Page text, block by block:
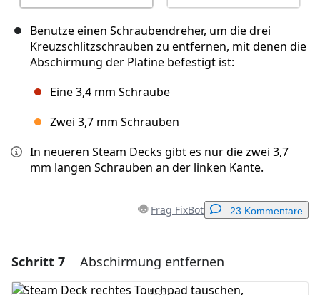
Benutze einen Schraubendreher, um die drei
Kreuzschlitzschrauben zu entfernen, mit denen die
Abschirmung der Platine befestigt ist:
Eine 3,4 mm Schraube
Zwei 3,7 mm Schrauben
In neueren Steam Decks gibt es nur die zwei 3,7
mm langen Schrauben an der linken Kante.
Frag FixBot 23 Kommentare
Einen Kommentar hinzufügen
Schritt 7 Abschirmung entfernen